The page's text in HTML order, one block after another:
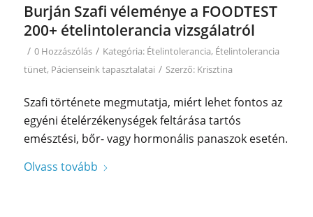
Burján Szafi véleménye a FOODTEST
200+ ételintolerancia vizsgálatról
/ 0 Hozzászólás / Kategória: Ételintolerancia, Ételintolerancia
tünet, Pácienseink tapasztalatai / Szerző: Krisztina
Szafi története megmutatja, miért lehet fontos az
egyéni ételérzékenységek feltárása tartós
emésztési, bőr- vagy hormonális panaszok esetén.
Olvass tovább